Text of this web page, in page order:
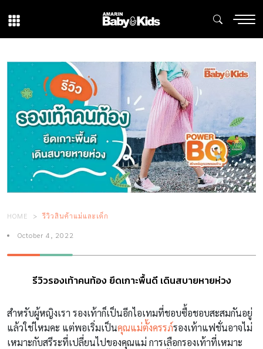
HOME รีวิวสินค้าแม่และเด็ก
October 4, 2022
รีวิวรองเท้าคนท้อง ยึดเกาะพื้นดี เดินสบายหายห่วง
สำหรับผู้หญิงเรา รองเท้าก็เป็นอีกไอเทมที่ชอบซื้อชอบสะสมกันอยู่
แล้วใช่ไหมคะ แต่พอเริ่มเป็นคุณแม่ตั้งครรภ์รองเท้าแฟชั่นอาจไม่
เหมาะกับสรีระที่เปลี่ยนไปของคุณแม่ การเลือกรองเท้าที่เหมาะ